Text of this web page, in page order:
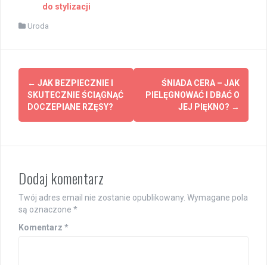
do stylizacji
Uroda
Post
navigation
← JAK BEZPIECZNIE I
SKUTECZNIE ŚCIĄGNĄĆ
DOCZEPIANE RZĘSY?
ŚNIADA CERA – JAK
PIELĘGNOWAĆ I DBAĆ O
JEJ PIĘKNO? →
Dodaj komentarz
Twój adres email nie zostanie opublikowany. Wymagane pola
są oznaczone *
Komentarz *